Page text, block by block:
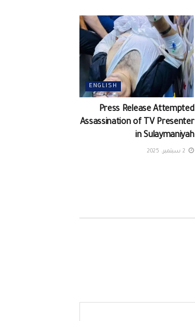
ENGLISH
Press Release Attempted
Assassination of TV Presenter
in Sulaymaniyah